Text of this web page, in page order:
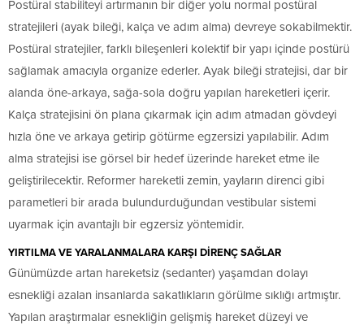
Postüral stabiliteyi artırmanın bir diğer yolu normal postüral
stratejileri (ayak bileği, kalça ve adım alma) devreye sokabilmektir.
Postüral stratejiler, farklı bileşenleri kolektif bir yapı içinde postürü
sağlamak amacıyla organize ederler. Ayak bileği stratejisi, dar bir
alanda öne-arkaya, sağa-sola doğru yapılan hareketleri içerir.
Kalça stratejisini ön plana çıkarmak için adım atmadan gövdeyi
hızla öne ve arkaya getirip götürme egzersizi yapılabilir. Adım
alma stratejisi ise görsel bir hedef üzerinde hareket etme ile
geliştirilecektir. Reformer hareketli zemin, yayların direnci gibi
parametleri bir arada bulundurduğundan vestibular sistemi
uyarmak için avantajlı bir egzersiz yöntemidir.
YIRTILMA VE YARALANMALARA KARŞI DİRENÇ SAĞLAR
Günümüzde artan hareketsiz (sedanter) yaşamdan dolayı
esnekliği azalan insanlarda sakatlıkların görülme sıklığı artmıştır.
Yapılan araştırmalar esnekliğin gelişmiş hareket düzeyi ve